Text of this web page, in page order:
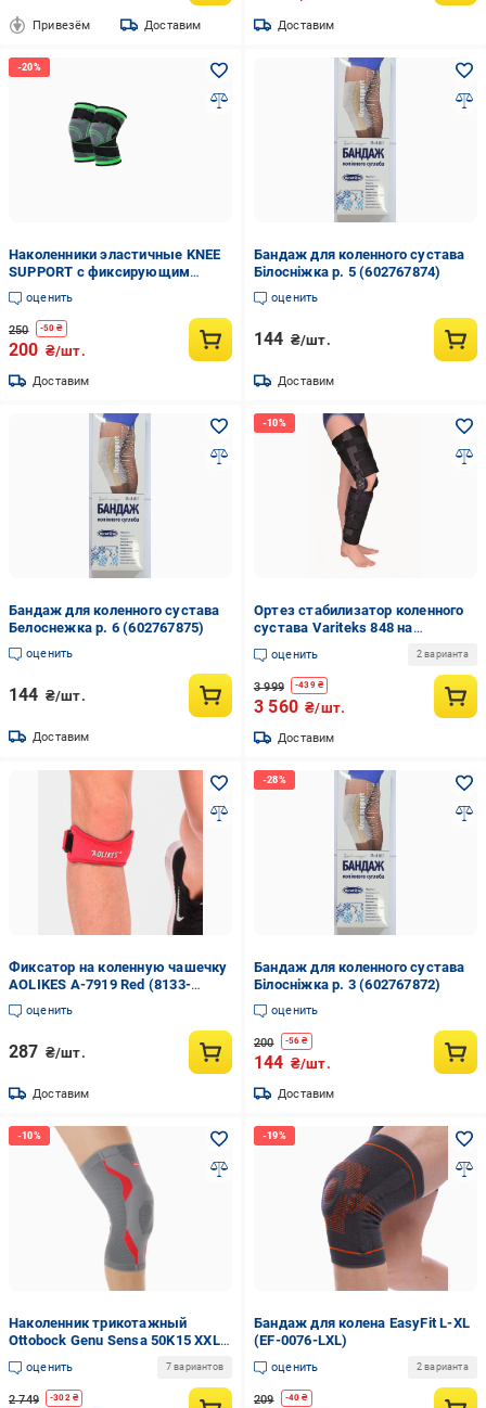
Привезём Доставим Доставим
Наколенники эластичные KNEE
SUPPORT с фиксирующим
ремнем (21516296)
оценить
250 -50 ₴
200 ₴/шт.
Доставим
Бандаж для коленного сустава
Білосніжка р. 5 (602767874)
оценить
144 ₴/шт.
Доставим
Бандаж для коленного сустава
Белоснежка р. 6 (602767875)
оценить
144 ₴/шт.
Доставим
Ортез стабилизатор коленного
сустава Variteks 848 на
подвесах р. 65
оценить 2 варианта
3 999 -439₴
3 560 ₴/шт.
Доставим
Фиксатор на коленную чашечку
AOLIKES A-7919 Red (8133-
54217)
оценить
287 ₴/шт.
Доставим
Бандаж для коленного сустава
Білосніжка р. 3 (602767872)
оценить
200 -56 ₴
144 ₴/шт.
Доставим
Наколенник трикотажный
Ottobock Genu Sensa 50K15 XXL
(11608)
оценить 7 вариантов
2 749 -302₴
Бандаж для колена EasyFit L-XL
(EF-0076-LXL)
оценить 2 варианта
209 -40 ₴